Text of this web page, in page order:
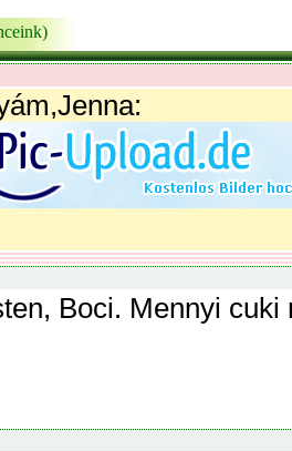
Boci. Mennyi cuki